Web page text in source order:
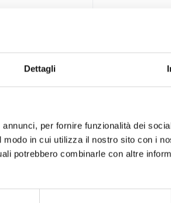
Dettagli
per fornire funzionalità dei
in cui utilizza il nostro sito con i
potrebbero combinarle con altre
febbraioevento, giovedì 5 febbraioNessun evento,
febbraioevento, giovedì 12 febbraio